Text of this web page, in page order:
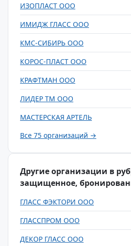
ИЗОПЛАСТ ООО
ИМИДЖ ГЛАСС ООО
КМС-СИБИРЬ ООО
КОРОС-ПЛАСТ ООО
КРАФТМАН ООО
ЛИДЕР ТМ ООО
МАСТЕРСКАЯ АРТЕЛЬ
Все 75 организаций →
Другие организации в
защищенное,
ГЛАСС ФЭКТОРИ ООО
ГЛАССПРОМ ООО
ДЕКОР ГЛАСС ООО